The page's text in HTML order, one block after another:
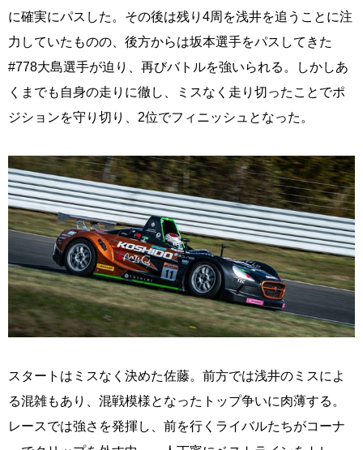
に確実にパスした。その後は残り4周を浅井を追うことに注
力していたものの、後方からは坂本選手をパスしてきた
#778大島選手が迫り、再びバトルを強いられる。しかしあ
くまでも自身の走りに徹し、ミスなく走り切ったことでポ
ジションを守り切り、2位でフィニッシュとなった。
スタートはミスなく決めた佐藤。前方では浅井のミスによ
る混雑もあり、混戦模様となったトップ争いに肉薄する。
レースでは強さを発揮し、前を行くライバルたちがコーナ